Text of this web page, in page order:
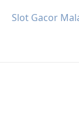
Slot Gacor